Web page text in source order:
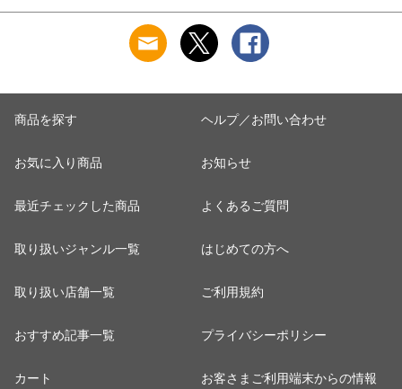
商品を探す
お気に入り商品
最近チェックした商品
取り扱いジャンル一覧
取り扱い店舗一覧
おすすめ記事一覧
カート
ヘルプ／お問い合わせ
お知らせ
よくあるご質問
はじめての方へ
ご利用規約
プライバシーポリシー
お客さまご利用端末からの情報